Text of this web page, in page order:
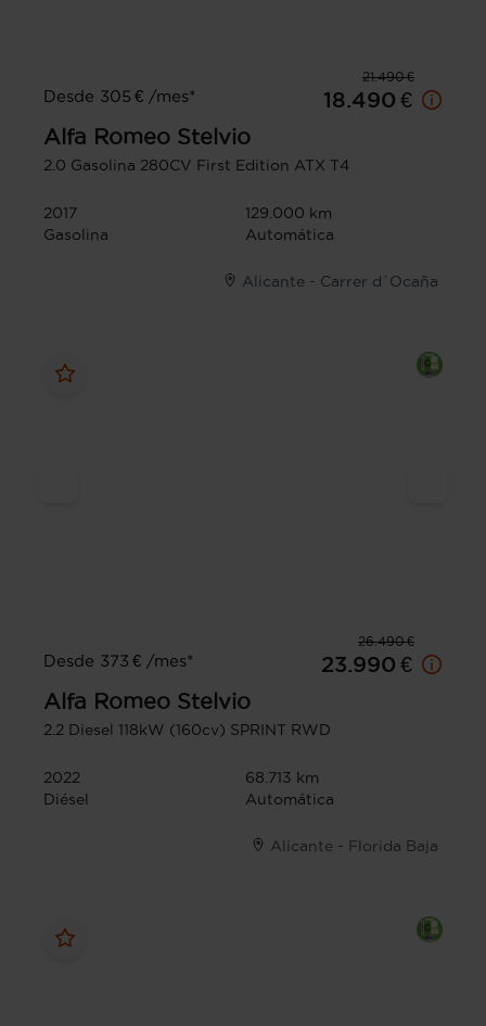
21.490 €
Desde 305 € /mes*
18.490 €
Alfa Romeo Stelvio
2.0 Gasolina 280CV First Edition ATX T4
2017
129.000 km
Gasolina
Automática
Alicante - Carrer d´Ocaña
26.490 €
Desde 373 € /mes*
23.990 €
Alfa Romeo Stelvio
2.2 Diesel 118kW (160cv) SPRINT RWD
2022
68.713 km
Diésel
Automática
Alicante - Florida Baja